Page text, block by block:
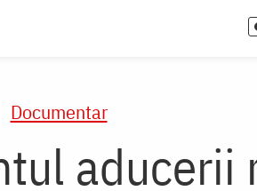
Documentar
aducerii